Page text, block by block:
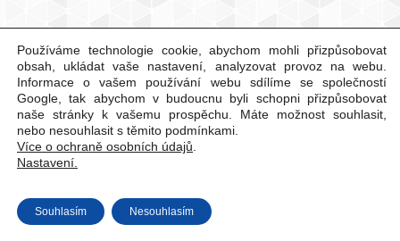
Používáme technologie cookie, abychom mohli přizpůsobovat
obsah, ukládat vaše nastavení, analyzovat provoz na webu.
Informace o vašem používání webu sdílíme se společností
Google, tak abychom v budoucnu byli schopni přizpůsobovat
naše stránky k vašemu prospěchu. Máte možnost souhlasit,
nebo nesouhlasit s těmito podmínkami.
Více o ochraně osobních údajů
Nastavení.
Souhlasím Nesouhlasím